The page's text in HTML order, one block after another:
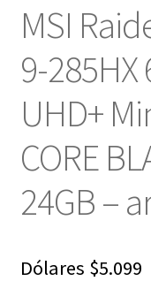
MSI
9-285HX
UHD+
CORE
24GB –
Dólares $5.099